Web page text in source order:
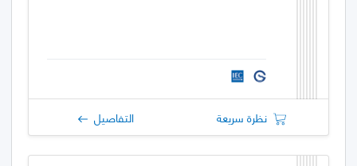
نظرة سريعة التفاصيل